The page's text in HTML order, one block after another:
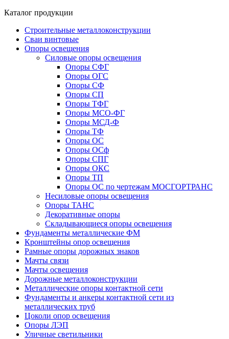
Каталог продукции
Строительные металлоконструкции
Сваи винтовые
Опоры освещения
Силовые опоры освещения
Опоры СФГ
Опоры ОГС
Опоры СФ
Опоры СП
Опоры ТФГ
Опоры МСО-ФГ
Опоры МСД-Ф
Опоры ТФ
Опоры ОС
Опоры ОСф
Опоры СПГ
Опоры ОКС
Опоры ТП
Опоры ОС по чертежам МОСГОРТРАНС
Несиловые опоры освещения
Опоры ТАНС
Декоративные опоры
Складывающиеся опоры освещения
Фундаменты металлические ФМ
Кронштейны опор освещения
Рамные опоры дорожных знаков
Мачты связи
Мачты освещения
Дорожные металлоконструкции
Металлические опоры контактной сети
Фундаменты и анкеры контактной сети из
металлических труб
Цоколи опор освещения
Опоры ЛЭП
Уличные светильники